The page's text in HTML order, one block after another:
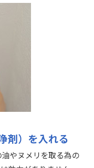
剤）を入れる
やヌメリを取る為の